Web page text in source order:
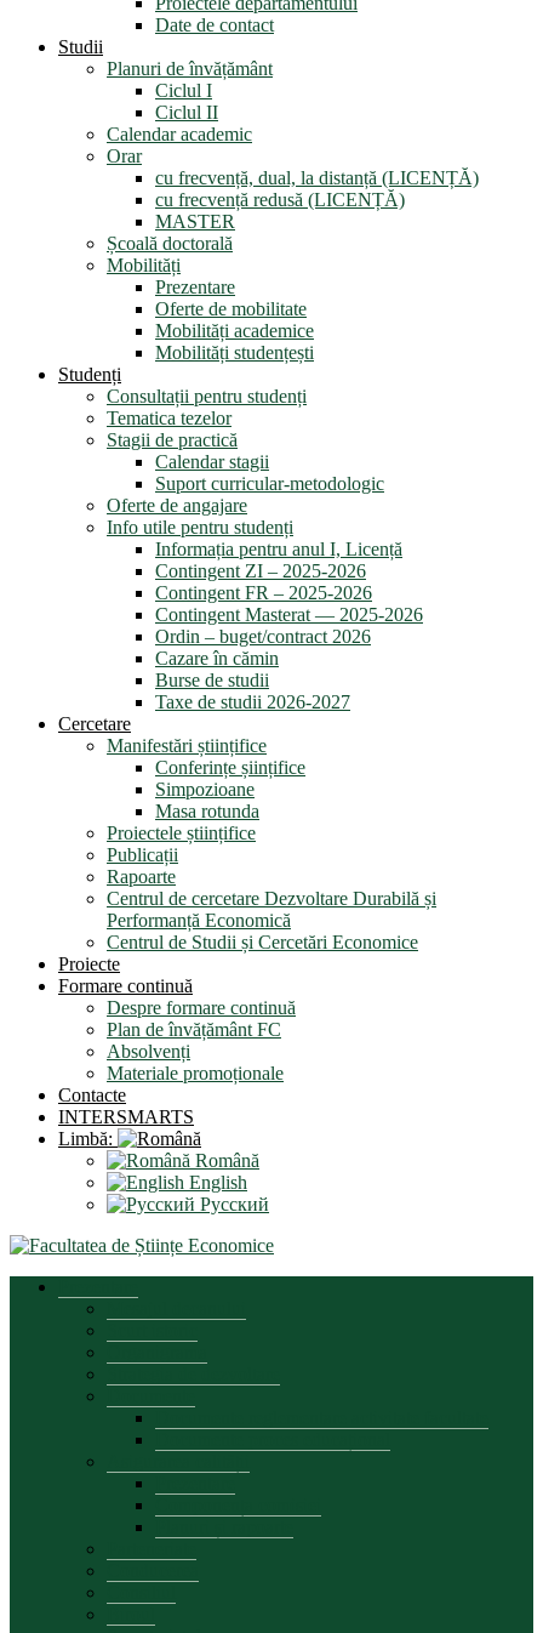
Date de contact
Studii
Planuri de învățământ
Ciclul I
Ciclul II
Calendar academic
Orar
cu frecvență, dual, la distanță (LICENȚĂ)
cu frecvență redusă (LICENȚĂ)
MASTER
Școală doctorală
Mobilități
Prezentare
Oferte de mobilitate
Mobilități academice
Mobilități studențești
Studenți
Consultații pentru studenți
Tematica tezelor
Stagii de practică
Calendar stagii
Suport curricular-metodologic
Oferte de angajare
Info utile pentru studenți
Informația pentru anul I, Licență
Contingent ZI – 2025-2026
Contingent FR – 2025-2026
Contingent Masterat — 2025-2026
Ordin – buget/contract 2026
Cazare în cămin
Burse de studii
Taxe de studii 2026-2027
Cercetare
Manifestări științifice
Conferințe șiințifice
Simpozioane
Masa rotunda
Proiectele științifice
Publicații
Rapoarte
Centrul de cercetare Dezvoltare Durabilă și
Performanță Economică
Centrul de Studii și Cercetări Economice
Proiecte
Formare continuă
Despre formare continuă
Plan de învățământ FC
Absolvenți
Materiale promoționale
Contacte
INTERSMARTS
Limbă:
Română
English
Русский